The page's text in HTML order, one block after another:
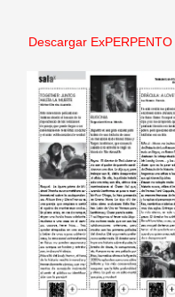
Descargar ExPERPENTO